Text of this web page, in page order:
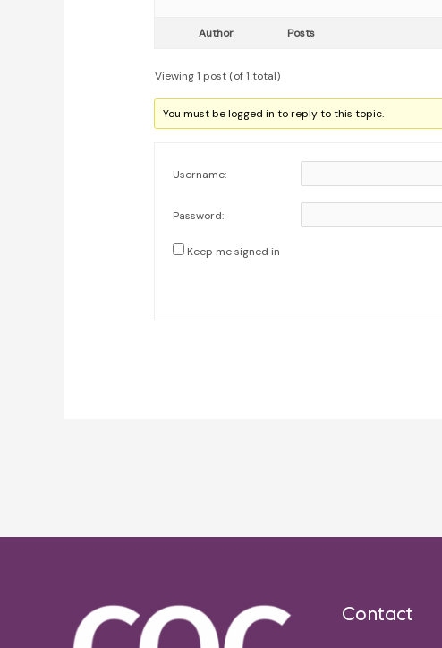
Author Posts
Viewing 1 post (of 1 total)
You must be logged in to reply to this topic.
Username:
Password:
Keep me signed in
Contact